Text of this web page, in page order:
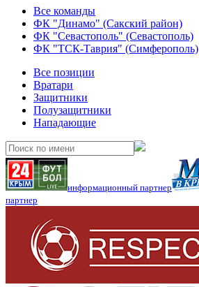
Все команды
ФК "Динамо" (Сакский район)
ФК "Севастополь" (Севастополь)
ФК "ТСК-Таврия" (Симферополь)
Все позиции
Вратари
Защитники
Полузащитники
Нападающие
информационный партнер
партнер